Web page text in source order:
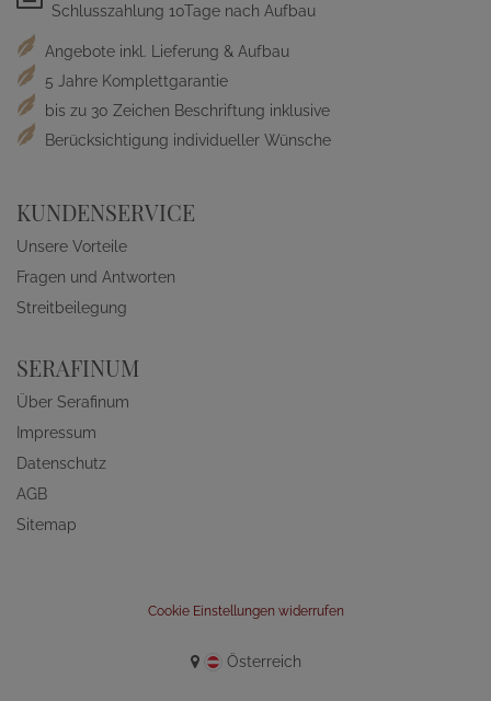
Schlusszahlung 10Tage nach Aufbau
Angebote inkl. Lieferung & Aufbau
5 Jahre Komplettgarantie
bis zu 30 Zeichen Beschriftung inklusive
Berücksichtigung individueller Wünsche
KUNDENSERVICE
Unsere Vorteile
Fragen und Antworten
Streitbeilegung
SERAFINUM
Über Serafinum
Impressum
Datenschutz
AGB
Sitemap
Cookie Einstellungen widerrufen
Österreich